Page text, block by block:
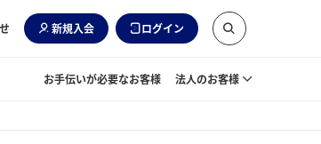
新規入会 ログイン
お手伝いが必要なお客様 法人のお客様